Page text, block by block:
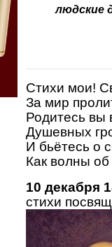
людские
Стихи мои!
За мир
Родитесь вы
Душевных
И бьётесь о
Как волны об
10 декабря
стихи